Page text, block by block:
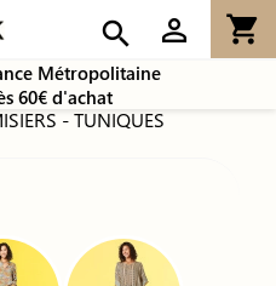
shopping_cart
person_outline
search
Métropolitaine
60€ d'achat
- TUNIQUES